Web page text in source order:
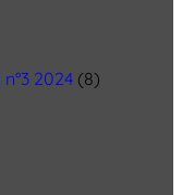
2024 (8)